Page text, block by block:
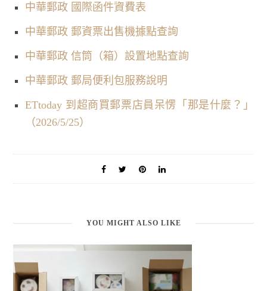
中華郵政 國際函件資費表
中華郵政 郵資票出售機據點查詢
中華郵政 信筒（箱）設置地點查詢
中華郵政 郵局便利包服務說明
ETtoday 到超商買郵票店員呆愣「那是什麼？」
（2026/5/25）
YOU MIGHT ALSO LIKE